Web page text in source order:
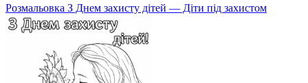
Розмальовка З Днем захисту дітей — Діти під захистом